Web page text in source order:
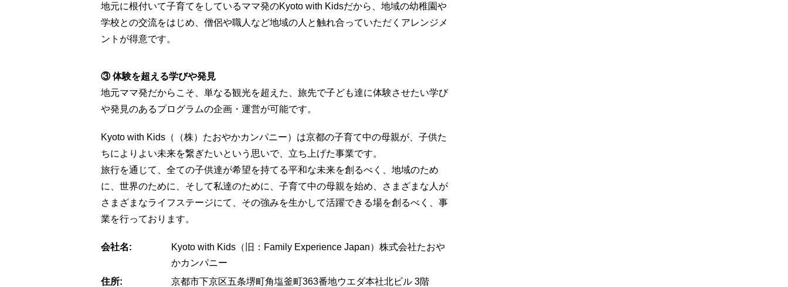
地元に根付いて子育てをしているママ発のKyoto with Kidsだから、地域の幼稚園や
学校との交流をはじめ、僧侶や職人など地域の人と触れ合っていただくアレンジメ
ントが得意です。
③ 体験を超える学びや発見
地元ママ発だからこそ、単なる観光を超えた、旅先で子ども達に体験させたい学び
や発見のあるプログラムの企画・運営が可能です。
Kyoto with Kids（（株）たおやかカンパニー）は京都の子育て中の母親が、子供た
ちによりよい未来を繋ぎたいという思いで、立ち上げた事業です。
旅行を通じて、全ての子供達が希望を持てる平和な未来を創るべく、地域のため
に、世界のために、そして私達のために、子育て中の母親を始め、さまざまな人が
さまざまなライフステージにて、その強みを生かして活躍できる場を創るべく、事
業を行っております。
会社名:
Kyoto with Kids（旧：Family Experience Japan）株式会社たおや
かカンパニー
住所:
京都市下京区五条堺町角塩釜町363番地ウエダ本社北ビル 3階